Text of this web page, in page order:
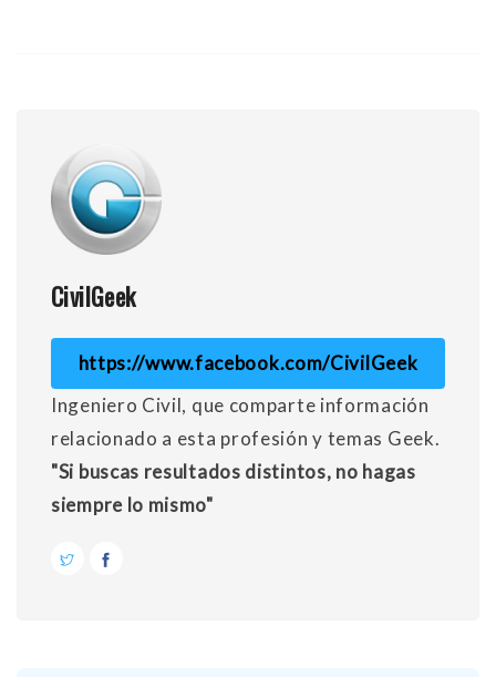
CivilGeek
https://www.facebook.com/CivilGeek
Ingeniero Civil, que comparte información
relacionado a esta profesión y temas Geek.
"Si buscas resultados distintos, no hagas
siempre lo mismo"